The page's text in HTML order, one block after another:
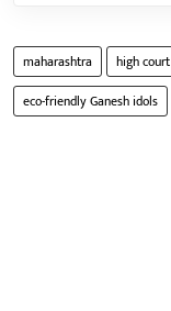
maharashtra high court
eco-friendly Ganesh idols